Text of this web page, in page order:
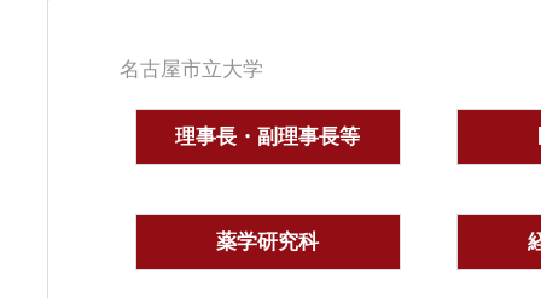
名古屋市立大学
理事長・副理事長等
薬学研究科